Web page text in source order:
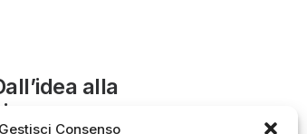
Gestisci Consenso
alla